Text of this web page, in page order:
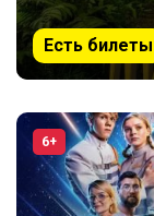
Есть билеты
6+